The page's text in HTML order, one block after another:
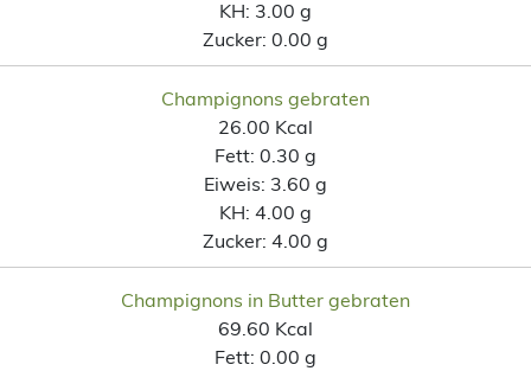
KH: 3.00 g
Zucker: 0.00 g
Champignons gebraten
26.00 Kcal
Fett: 0.30 g
Eiweis: 3.60 g
KH: 4.00 g
Zucker: 4.00 g
Champignons in Butter gebraten
69.60 Kcal
Fett: 0.00 g